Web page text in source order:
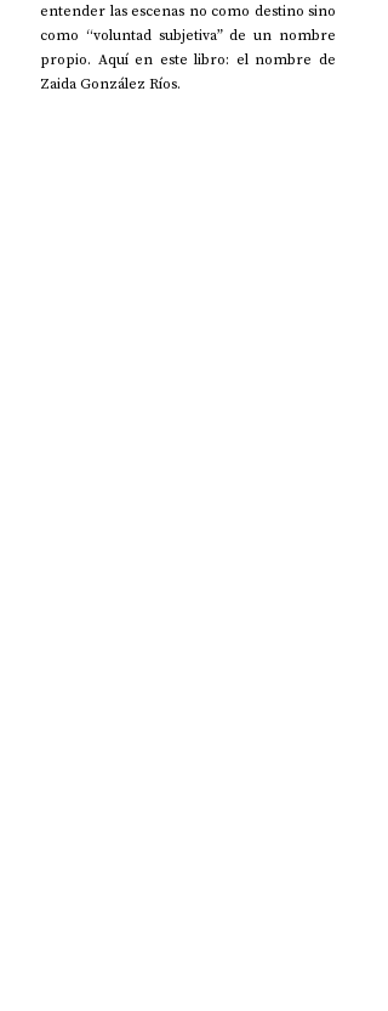
entender las escenas no como destino sino
como “voluntad subjetiva” de un nombre
propio. Aquí en este libro: el nombre de
Zaida González Ríos.